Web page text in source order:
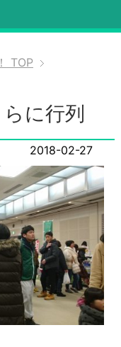
TOP
に行列
2018-02-27